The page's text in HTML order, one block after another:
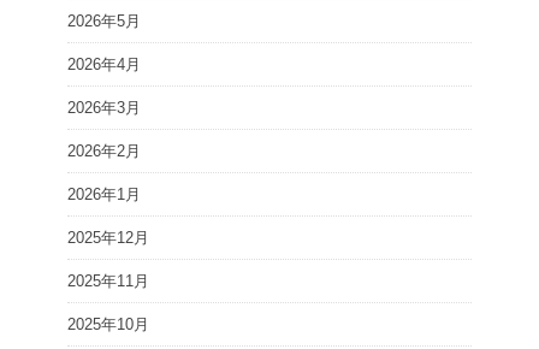
2026年5月
2026年4月
2026年3月
2026年2月
2026年1月
2025年12月
2025年11月
2025年10月